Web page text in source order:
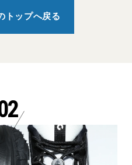
トップへ戻る